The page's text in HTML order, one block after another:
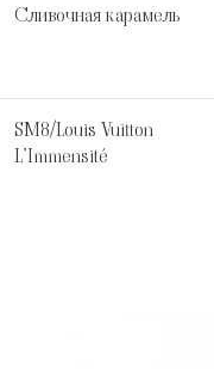
Сливочная карамель
SM8/Louis Vuitton
L’Immensité